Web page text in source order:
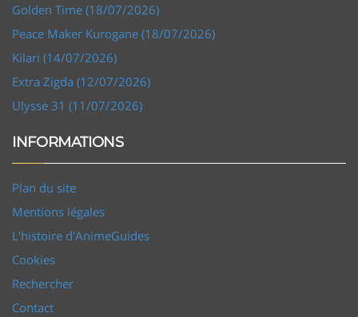
Golden Time (18/07/2026)
Peace Maker Kurogane (18/07/2026)
Kilari (14/07/2026)
Extra Zigda (12/07/2026)
Ulysse 31 (11/07/2026)
INFORMATIONS
Plan du site
Mentions légales
L'histoire d'AnimeGuides
Cookies
Rechercher
Contact